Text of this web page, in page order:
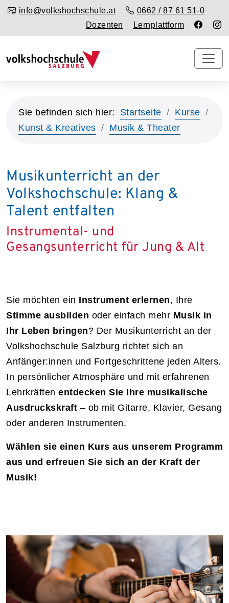
info@volkshochschule.at
0662 / 87 61 51-0
Dozenten
Lernplattform
Sie befinden sich hier: Startseite
Kurse
Kunst & Kreatives
Musik & Theater
Musikunterricht an der
Volkshochschule: Klang &
Talent entfalten
Instrumental- und
Gesangsunterricht für Jung & Alt
Sie möchten ein Instrument erlernen, Ihre
Stimme ausbilden oder einfach mehr Musik in
Ihr Leben bringen? Der Musikunterricht an der
Volkshochschule Salzburg richtet sich an
Anfänger:innen und Fortgeschrittene jeden Alters.
In persönlicher Atmosphäre und mit erfahrenen
Lehrkräften entdecken Sie Ihre musikalische
Ausdruckskraft – ob mit Gitarre, Klavier, Gesang
oder anderen Instrumenten.
Wählen sie einen Kurs aus unserem Programm
aus und erfreuen Sie sich an der Kraft der
Musik!